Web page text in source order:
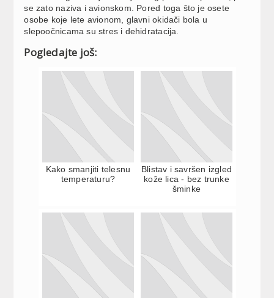
se zato naziva i avionskom. Pored toga što je osete
osobe koje lete avionom, glavni okidači bola u
slepoočnicama su stres i dehidratacija.
Pogledajte još:
Kako smanjiti telesnu
temperaturu?
Blistav i savršen izgled
kože lica - bez trunke
šminke